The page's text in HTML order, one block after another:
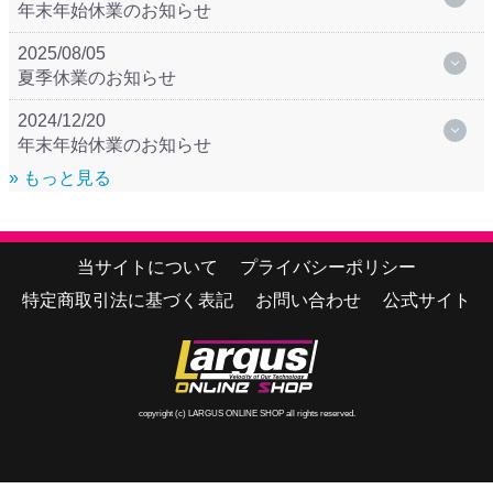
年末年始休業のお知らせ
2025/08/05
夏季休業のお知らせ
2024/12/20
年末年始休業のお知らせ
» もっと見る
当サイトについて
プライバシーポリシー
特定商取引法に基づく表記
お問い合わせ 公式サイト
copyright (c) LARGUS ONLINE SHOP all rights reserved.